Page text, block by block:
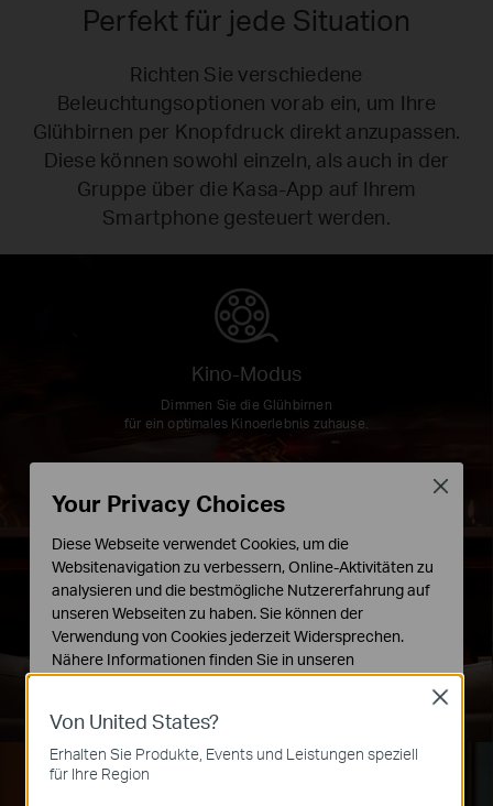
Perfekt für jede Situation
Richten Sie verschiedene
Beleuchtungsoptionen vorab ein, um Ihre
Glühbirnen per Knopfdruck direkt anzupassen.
Diese können sowohl einzeln, als auch in der
Gruppe über die Kasa-App auf Ihrem
Smartphone gesteuert werden.
Kino-Modus
Dimmen Sie die Glühbirnen
für ein optimales Kinoerlebnis zuhause.
Von United States?
Erhalten Sie Produkte, Events und Leistungen speziell
für Ihre Region
Close
Your Privacy Choices
Diese Webseite verwendet Cookies, um die
Websitenavigation zu verbessern, Online-Aktivitäten zu
analysieren und die bestmögliche Nutzererfahrung auf
unseren Webseiten zu haben. Sie können der
Verwendung von Cookies jederzeit Widersprechen.
Nähere Informationen finden Sie in unseren
Datenschutzhinweisen.
Notwendige Cookies
Diese Cookies sind zur Funktion der Website
erforderlich und können in Ihren Systemen nicht
Close